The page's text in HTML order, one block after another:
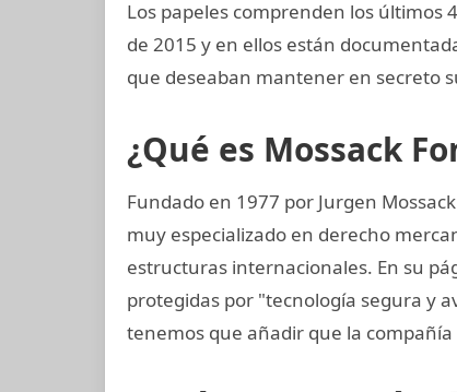
Los papeles comprenden los últimos
de 2015 y en ellos están
que deseaban mantener en secreto
¿Qué es Mossack
Fundado en 1977 por Jurgen
muy especializado en derecho
estructuras internacionales. En su
protegidas por "tecnología segura y
tenemos que añadir que la